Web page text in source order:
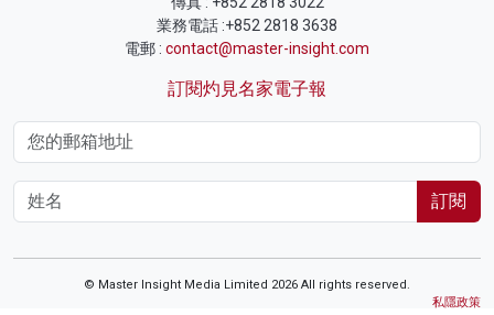
業務電話 :+852 2818 3638
電郵 : contact@master-insight.com
訂閱灼見名家電子報
訂閱
© Master Insight Media Limited 2026 All rights reserved.
私隱政策